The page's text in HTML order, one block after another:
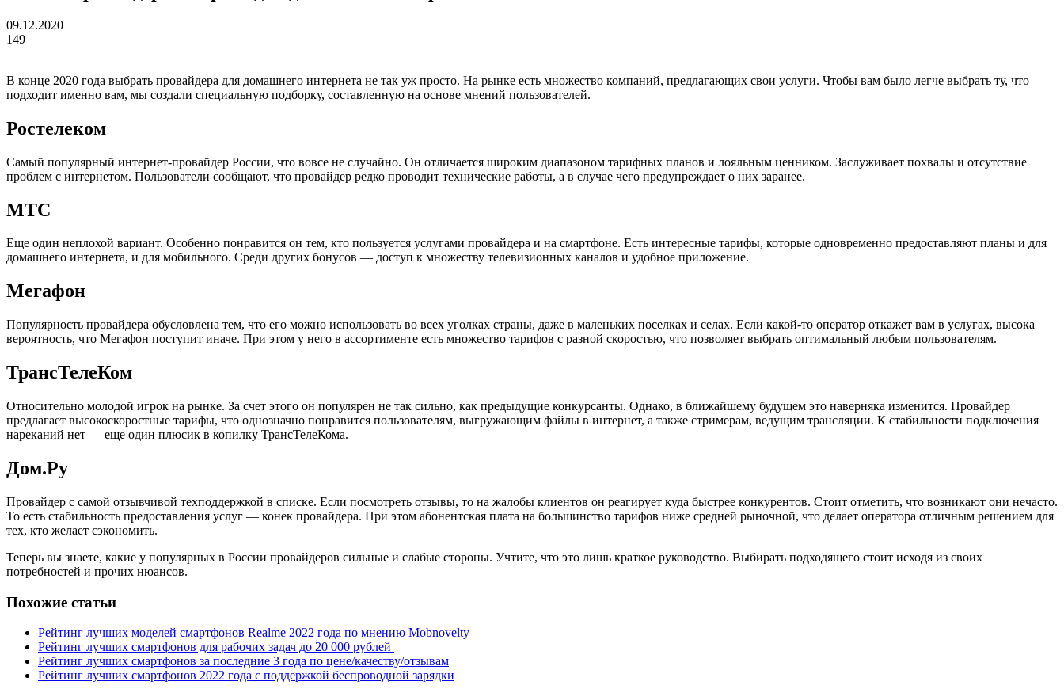
09.12.2020
149
В конце 2020 года выбрать провайдера для домашнего интернета не так уж просто. На рынке есть множество компаний, предлагающих свои услуги. Чтобы вам было легче выбрать ту, что
подходит именно вам, мы создали специальную подборку, составленную на основе мнений пользователей.
Ростелеком
Самый популярный интернет-провайдер России, что вовсе не случайно. Он отличается широким диапазоном тарифных планов и лояльным ценником. Заслуживает похвалы и отсутствие
проблем с интернетом. Пользователи сообщают, что провайдер редко проводит технические работы, а в случае чего предупреждает о них заранее.
МТС
Еще один неплохой вариант. Особенно понравится он тем, кто пользуется услугами провайдера и на смартфоне. Есть интересные тарифы, которые одновременно предоставляют планы и для
домашнего интернета, и для мобильного. Среди других бонусов — доступ к множеству телевизионных каналов и удобное приложение.
Мегафон
Популярность провайдера обусловлена тем, что его можно использовать во всех уголках страны, даже в маленьких поселках и селах. Если какой-то оператор откажет вам в услугах, высока
вероятность, что Мегафон поступит иначе. При этом у него в ассортименте есть множество тарифов с разной скоростью, что позволяет выбрать оптимальный любым пользователям.
ТрансТелеКом
Относительно молодой игрок на рынке. За счет этого он популярен не так сильно, как предыдущие конкурсанты. Однако, в ближайшему будущем это наверняка изменится. Провайдер
предлагает высокоскоростные тарифы, что однозначно понравится пользователям, выгружающим файлы в интернет, а также стримерам, ведущим трансляции. К стабильности подключения
нареканий нет — еще один плюсик в копилку ТрансТелеКома.
Дом.Ру
Провайдер с самой отзывчивой техподдержкой в списке. Если посмотреть отзывы, то на жалобы клиентов он реагирует куда быстрее конкурентов. Стоит отметить, что возникают они нечасто.
То есть стабильность предоставления услуг — конек провайдера. При этом абонентская плата на большинство тарифов ниже средней рыночной, что делает оператора отличным решением для
тех, кто желает сэкономить.
Теперь вы знаете, какие у популярных в России провайдеров сильные и слабые стороны. Учтите, что это лишь краткое руководство. Выбирать подходящего стоит исходя из своих
потребностей и прочих нюансов.
Похожие статьи
Рейтинг лучших моделей смартфонов Realme 2022 года по мнению Mobnovelty
Рейтинг лучших смартфонов для рабочих задач до 20 000 рублей
Рейтинг лучших смартфонов за последние 3 года по цене/качеству/отзывам
Рейтинг лучших смартфонов 2022 года с поддержкой беспроводной зарядки